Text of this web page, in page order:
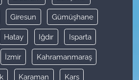
Giresun Gümüşhane
Hatay Iğdır Isparta
İzmir Kahramanmaraş
Karaman Kars